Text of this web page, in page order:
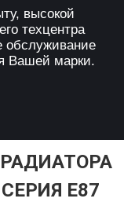
высокой
техцентра
обслуживание
Вашей марки.
E87